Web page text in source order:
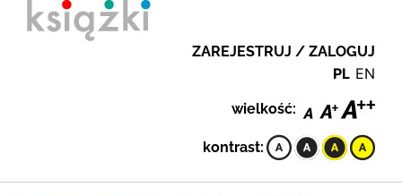
ZAREJESTRUJ / ZALOGUJ
PL EN
wielkość:
kontrast: